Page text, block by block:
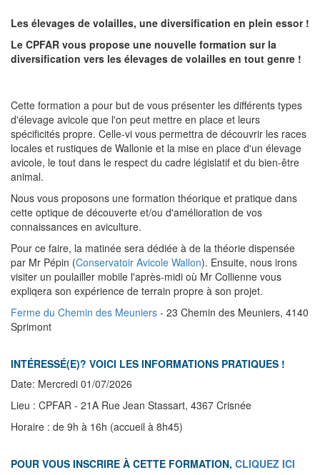
Les élevages de volailles, une diversification en plein essor !
Le CPFAR vous propose une nouvelle formation sur la
diversification vers les élevages de volailles en tout genre !
Cette formation a pour but de vous présenter les différents types
d'élevage avicole que l'on peut mettre en place et leurs
spécificités propre. Celle-vi vous permettra de découvrir les races
locales et rustiques de Wallonie et la mise en place d'un élevage
avicole, le tout dans le respect du cadre législatif et du bien-être
animal.
Nous vous proposons une formation théorique et pratique dans
cette optique de découverte et/ou d'amélioration de vos
connaissances en aviculture.
Pour ce faire, la matinée sera dédiée à de la théorie dispensée
par Mr Pépin (Conservatoir Avicole Wallon). Ensuite, nous irons
visiter un poulailler mobile l'après-midi où Mr Collienne vous
expliqera son expérience de terrain propre à son projet.
Ferme du Chemin des Meuniers - 23 Chemin des Meuniers, 4140
Sprimont
INTÉRESSÉ(E)? VOICI LES INFORMATIONS PRATIQUES !
Date: Mercredi 01/07/2026
Lieu : CPFAR - 21A Rue Jean Stassart, 4367 Crisnée
Horaire : de 9h à 16h (accueil à 8h45)
POUR VOUS INSCRIRE À CETTE FORMATION, CLIQUEZ ICI